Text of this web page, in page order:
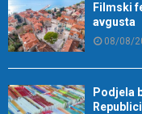
Filmski
avgusta
08/08/
Podjela